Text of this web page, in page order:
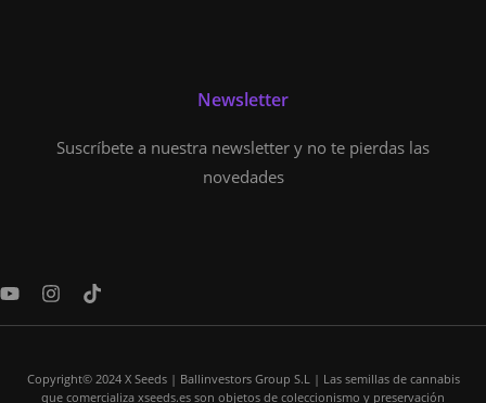
Newsletter
Suscríbete a nuestra newsletter y no te pierdas las
novedades
Y
u
I
s
g
T
k
o
k
Copyright© 2024 X Seeds | Ballinvestors Group S.L | Las semillas de cannabis
que comercializa xseeds.es son objetos de coleccionismo y preservación